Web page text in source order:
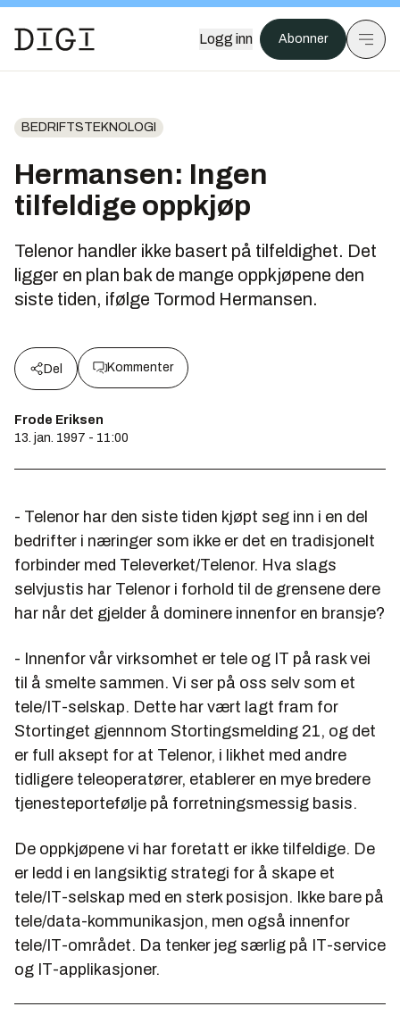
Logg inn Abonner
BEDRIFTSTEKNOLOGI
Hermansen: Ingen
tilfeldige oppkjøp
Telenor handler ikke basert på tilfeldighet. Det
ligger en plan bak de mange oppkjøpene den
siste tiden, ifølge Tormod Hermansen.
Del Kommenter
Frode Eriksen
13. jan. 1997 - 11:00
- Telenor har den siste tiden kjøpt seg inn i en del
bedrifter i næringer som ikke er det en tradisjonelt
forbinder med Televerket/Telenor. Hva slags
selvjustis har Telenor i forhold til de grensene dere
har når det gjelder å dominere innenfor en bransje?
- Innenfor vår virksomhet er tele og IT på rask vei
til å smelte sammen. Vi ser på oss selv som et
tele/IT-selskap. Dette har vært lagt fram for
Stortinget gjennnom Stortingsmelding 21, og det
er full aksept for at Telenor, i likhet med andre
tidligere teleoperatører, etablerer en mye bredere
tjenesteportefølje på forretningsmessig basis.
De oppkjøpene vi har foretatt er ikke tilfeldige. De
er ledd i en langsiktig strategi for å skape et
tele/IT-selskap med en sterk posisjon. Ikke bare på
tele/data-kommunikasjon, men også innenfor
tele/IT-området. Da tenker jeg særlig på IT-service
og IT-applikasjoner.